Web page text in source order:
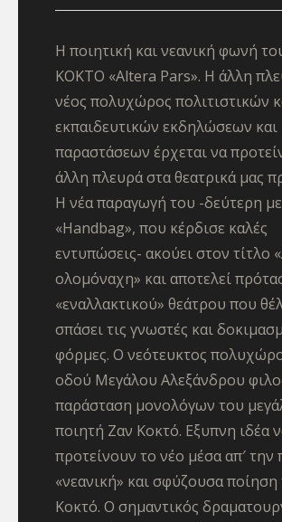
Η ποιητική και νεανική φωνή
ΚΟΚΤΟ «Altera Pars». Η άλλη
νέος πολυχώρος πολιτιστικών
εκπαιδευτικών εκδηλώσεων και
παραστάσεων έρχεται να
άλλη πλευρά στα θεατρικά μας
Η νέα παραγωγή του -δεύτερη
«Handbag», που κέρδισε καλές
εντυπώσεις- ακούει στον τίτλο
ολομόναχη» και αποτελεί
«εναλλακτικού» θεάτρου που
σπάσει τις γνωστές και
φόρμες. Ο νεότευκτος
οδού Μεγάλου Αλεξάνδρου
παράσταση μονολόγων του
ποιητή Ζαν Κοκτό. Εξυπνη ιδέα
προτείνουν το νέο μέσα απ′ την
«νεανική» και σφύζουσα ποίηση
Κοκτό. Ο σημαντικός